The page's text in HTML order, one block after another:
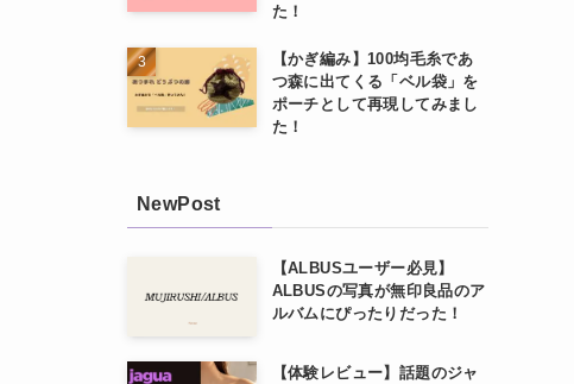
た！
【かぎ編み】100均毛糸であ
つ森に出てくる「ベル袋」を
ポーチとして再現してみまし
た！
NewPost
【ALBUSユーザー必見】
ALBUSの写真が無印良品のア
ルバムにぴったりだった！
【体験レビュー】話題のジャ